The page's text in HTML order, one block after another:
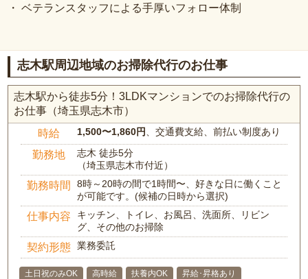
・ ベテランスタッフによる手厚いフォロー体制
志木駅周辺地域のお掃除代行のお仕事
志木駅から徒歩5分！3LDKマンションでのお掃除代行の
お仕事（埼玉県志木市）
時給 1,500〜1,860円、交通費支給、前払い制度あり
勤務地
志木 徒歩5分
（埼玉県志木市付近）
勤務時間
8時～20時の間で1時間〜、好きな日に働くこと
が可能です。(候補の日時から選択)
仕事内容
キッチン、トイレ、お風呂、洗面所、リビン
グ、その他のお掃除
契約形態 業務委託
土日祝のみOK 高時給 扶養内OK 昇給･昇格あり